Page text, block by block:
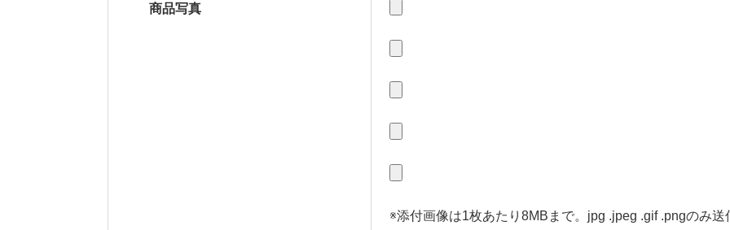
商品写真
※添付画像は1枚あたり8MBまで。jpg .jpeg .gif .pngのみ送